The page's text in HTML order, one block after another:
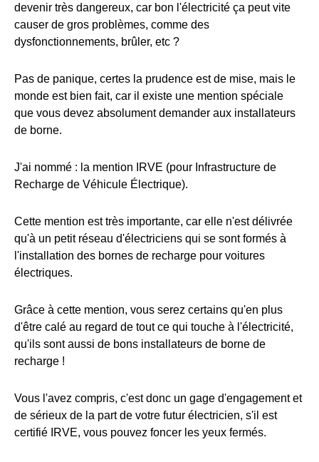
devenir très dangereux, car bon l'électricité ça peut vite
causer de gros problèmes, comme des
dysfonctionnements, brûler, etc ?
Pas de panique, certes la prudence est de mise, mais le
monde est bien fait, car il existe une mention spéciale
que vous devez absolument demander aux installateurs
de borne.
J'ai nommé : la mention IRVE (pour Infrastructure de
Recharge de Véhicule Électrique).
Cette mention est très importante, car elle n'est délivrée
qu'à un petit réseau d'électriciens qui se sont formés à
l'installation des bornes de recharge pour voitures
électriques.
Grâce à cette mention, vous serez certains qu'en plus
d'être calé au regard de tout ce qui touche à l'électricité,
qu'ils sont aussi de bons installateurs de borne de
recharge !
Vous l'avez compris, c'est donc un gage d'engagement et
de sérieux de la part de votre futur électricien, s'il est
certifié IRVE, vous pouvez foncer les yeux fermés.